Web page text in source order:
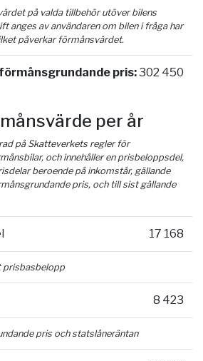
på valda tillbehör utöver bilens
anges av användaren om bilen i fråga har
påverkar förmånsvärdet.
pris:302 450
per år
på Skatteverkets regler för
och innehåller en prisbeloppsdel,
beroende på inkomstår, gällande
pris, och till sist gällande
17 168
prisbasbelopp
8 423
pris och statslåneräntan